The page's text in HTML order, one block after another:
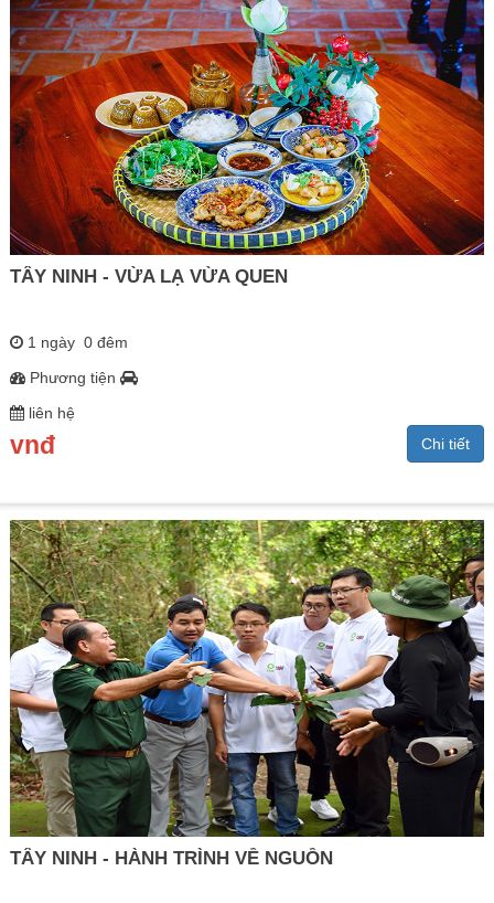
TÂY NINH - VỪA LẠ VỪA QUEN
1 ngày 0 đêm
Phương tiện
liên hệ
vnđ Chi tiết
TÂY NINH - HÀNH TRÌNH VỀ NGUỒN